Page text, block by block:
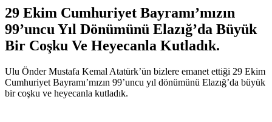
29 Ekim Cumhuriyet Bayramı’mızın
99’uncu Yıl Dönümünü Elazığ’da Büyük
Bir Coşku Ve Heyecanla Kutladık.
Ulu Önder Mustafa Kemal Atatürk’ün bizlere emanet ettiği 29 Ekim
Cumhuriyet Bayramı’mızın 99’uncu yıl dönümünü Elazığ’da büyük
bir coşku ve heyecanla kutladık.